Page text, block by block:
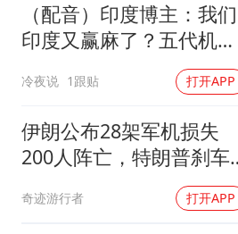
（配音）印度博主：我们
印度又赢麻了？五代机还
没搞利索，六代机标签先
贴上了，欧洲还排着队求
合作
冷夜说 1跟贴 打开APP
伊朗公布28架军机损失
200人阵亡，特朗普刹车
奇迹游行者 打开APP